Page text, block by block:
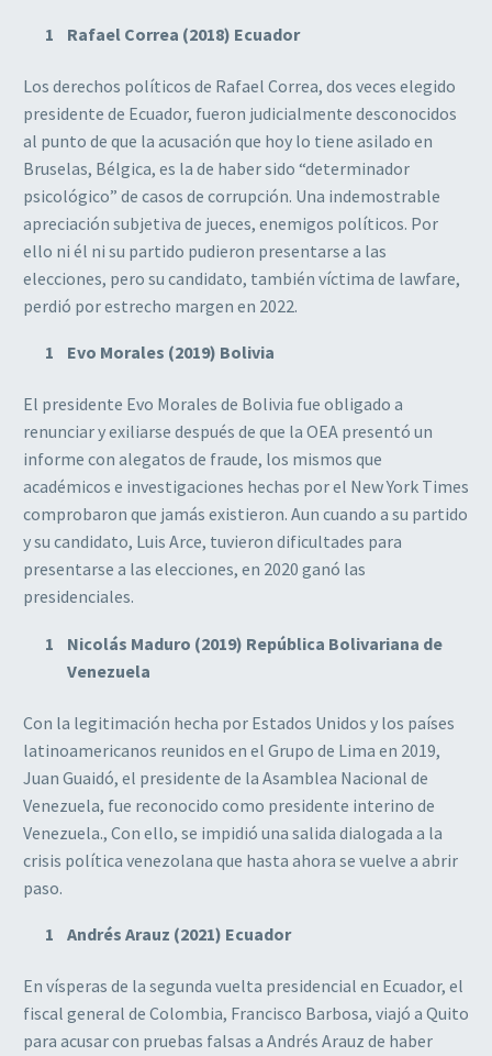
Rafael Correa (2018) Ecuador
Los derechos políticos de Rafael Correa, dos veces elegido
presidente de Ecuador, fueron judicialmente desconocidos
al punto de que la acusación que hoy lo tiene asilado en
Bruselas, Bélgica, es la de haber sido “determinador
psicológico” de casos de corrupción. Una indemostrable
apreciación subjetiva de jueces, enemigos políticos. Por
ello ni él ni su partido pudieron presentarse a las
elecciones, pero su candidato, también víctima de lawfare,
perdió por estrecho margen en 2022.
Evo Morales (2019) Bolivia
El presidente Evo Morales de Bolivia fue obligado a
renunciar y exiliarse después de que la OEA presentó un
informe con alegatos de fraude, los mismos que
académicos e investigaciones hechas por el New York Times
comprobaron que jamás existieron. Aun cuando a su partido
y su candidato, Luis Arce, tuvieron dificultades para
presentarse a las elecciones, en 2020 ganó las
presidenciales.
Nicolás Maduro (2019) República Bolivariana de
Venezuela
Con la legitimación hecha por Estados Unidos y los países
latinoamericanos reunidos en el Grupo de Lima en 2019,
Juan Guaidó, el presidente de la Asamblea Nacional de
Venezuela, fue reconocido como presidente interino de
Venezuela., Con ello, se impidió una salida dialogada a la
crisis política venezolana que hasta ahora se vuelve a abrir
paso.
Andrés Arauz (2021) Ecuador
En vísperas de la segunda vuelta presidencial en Ecuador, el
fiscal general de Colombia, Francisco Barbosa, viajó a Quito
para acusar con pruebas falsas a Andrés Arauz de haber